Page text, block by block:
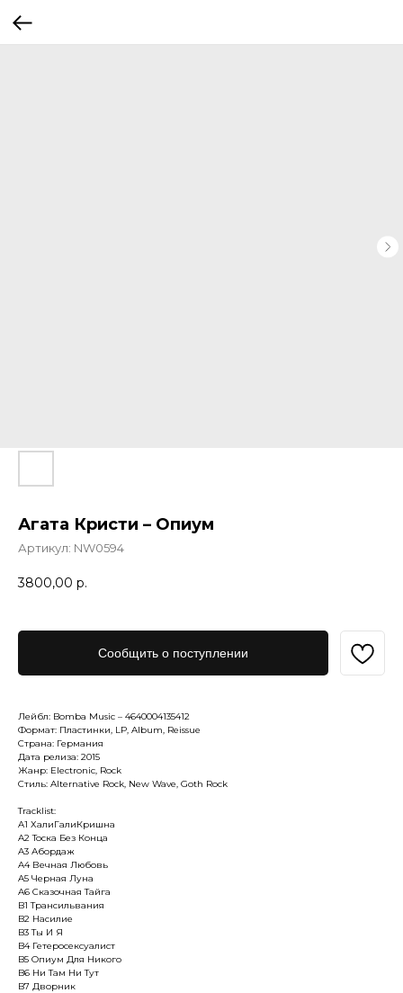
Агата Кристи – Опиум
Артикул: NW0594
3800,00 р.
Сообщить о поступлении
Лейбл: Bomba Music – 4640004135412
Формат: Пластинки, LP, Album, Reissue
Страна: Германия
Дата релиза: 2015
Жанр: Electronic, Rock
Стиль: Alternative Rock, New Wave, Goth Rock
Tracklist:
A1 ХалиГалиКришна
A2 Тоска Без Конца
A3 Абордаж
A4 Вечная Любовь
A5 Черная Луна
A6 Сказочная Тайга
B1 Трансильвания
B2 Насилие
B3 Ты И Я
B4 Гетеросексуалист
B5 Опиум Для Никого
B6 Ни Там Ни Тут
B7 Дворник